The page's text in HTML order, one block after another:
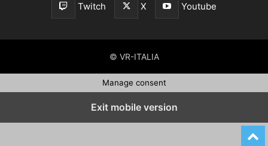
Twitch X Youtube
© VR-ITALIA
Manage consent
Exit mobile version